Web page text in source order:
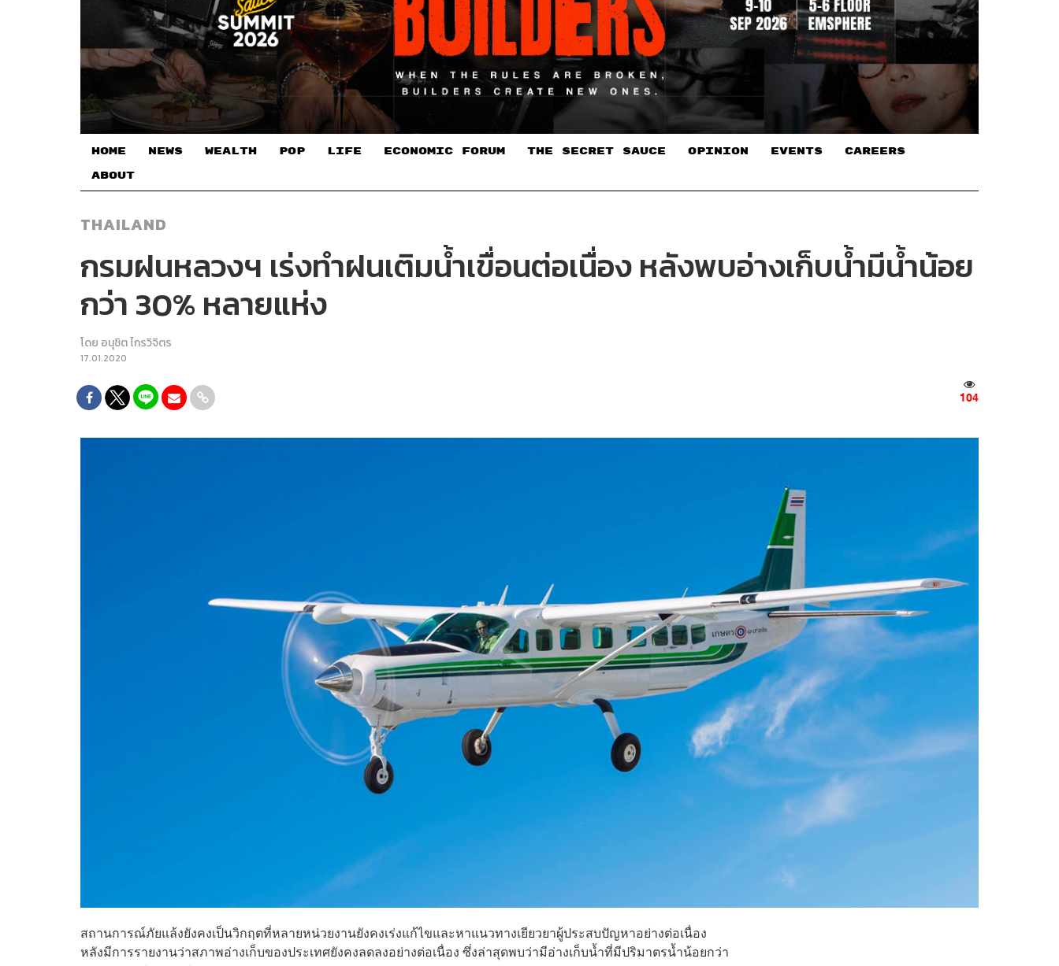
HOME NEWS WEALTH POP LIFE ECONOMIC FORUM THE SECRET SAUCE​ OPINION EVENTS CAREERS
ABOUT
THAILAND
กรมฝนหลวงฯ เร่งทำฝนเติมน้ำเขื่อนต่อเนื่อง หลังพบอ่างเก็บน้ำมีน้ำน้อย
กว่า 30% หลายแห่ง
โดย อนุชิต ไกรวิจิตร
17.01.2020
104
สถานการณ์ภัยแล้งยังคงเป็นวิกฤตที่หลายหน่วยงานยังคงเร่งแก้ไขและหาแนวทางเยียวยาผู้ประสบปัญหาอย่างต่อเนื่อง
หลังมีการรายงานว่าสภาพอ่างเก็บของประเทศยังคงลดลงอย่างต่อเนื่อง ซึ่งล่าสุดพบว่ามีอ่างเก็บน้ำที่มีปริมาตรน้ำน้อยกว่า